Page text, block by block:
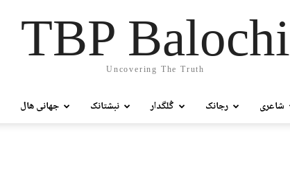
TBP Balochi
Uncovering The Truth
جھانی ھال نبشتانک گُلگدار رجانک شاعری